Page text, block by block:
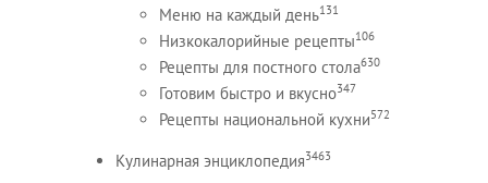
Меню на каждый день131
Низкокалорийные рецепты106
Рецепты для постного стола630
Готовим быстро и вкусно347
Рецепты национальной кухни572
Кулинарная энциклопедия3463